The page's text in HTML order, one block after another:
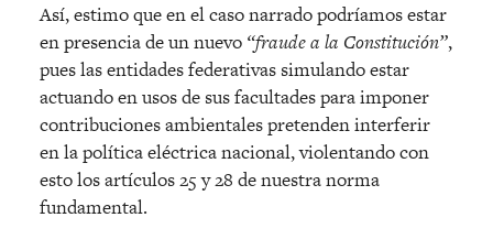
Así, estimo que en el caso narrado podríamos estar
en presencia de un nuevo “fraude a la Constitución”,
pues las entidades federativas simulando estar
actuando en usos de sus facultades para imponer
contribuciones ambientales pretenden interferir
en la política eléctrica nacional, violentando con
esto los artículos 25 y 28 de nuestra norma
fundamental.